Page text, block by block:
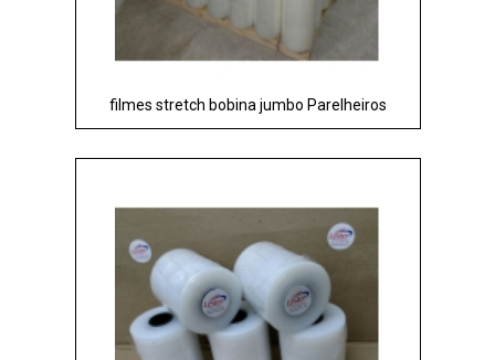
filmes stretch bobina jumbo Parelheiros